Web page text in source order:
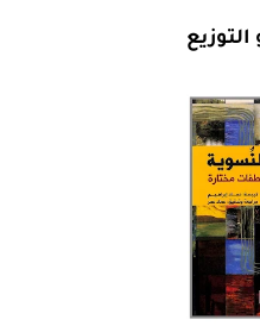
التوزيع